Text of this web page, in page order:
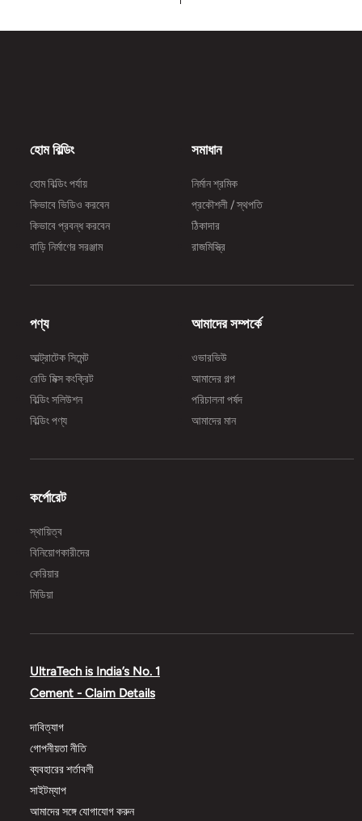
হোম বিল্ডিং
হোম বিল্ডিং পর্যায়
কিভাবে ভিডিও করবেন
কিভাবে প্রবন্ধ করবেন
বাড়ি নির্মাণের সরঞ্জাম
সমাধান
নির্মান শ্রমিক
প্রকৌশলী / স্থপতি
ঠিকাদার
রাজমিস্ত্রি
পণ্য
আল্ট্রাটেক সিমেন্ট
রেডি মিক্স কংক্রিট
বিল্ডিং সলিউশন
বিল্ডিং পণ্য
আমাদের সম্পর্কে
ওভারভিউ
আমাদের গল্প
পরিচালনা পর্ষদ
আমাদের মান
কর্পোরেট
স্থায়িত্ব
বিনিয়োগকারীদের
কেরিয়ার
মিডিয়া
UltraTech is India’s No. 1
Cement - Claim Details
দাবিত্যাগ
গোপনীয়তা নীতি
ব্যবহারের শর্তাবলী
সাইটম্যাপ
আমাদের সঙ্গে যোগাযোগ করুন